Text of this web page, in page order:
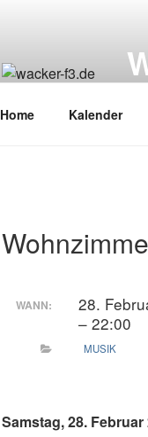
Home Kalender
WANN:
28.
– 22:00
MUSIK
Samstag, 28. Februar